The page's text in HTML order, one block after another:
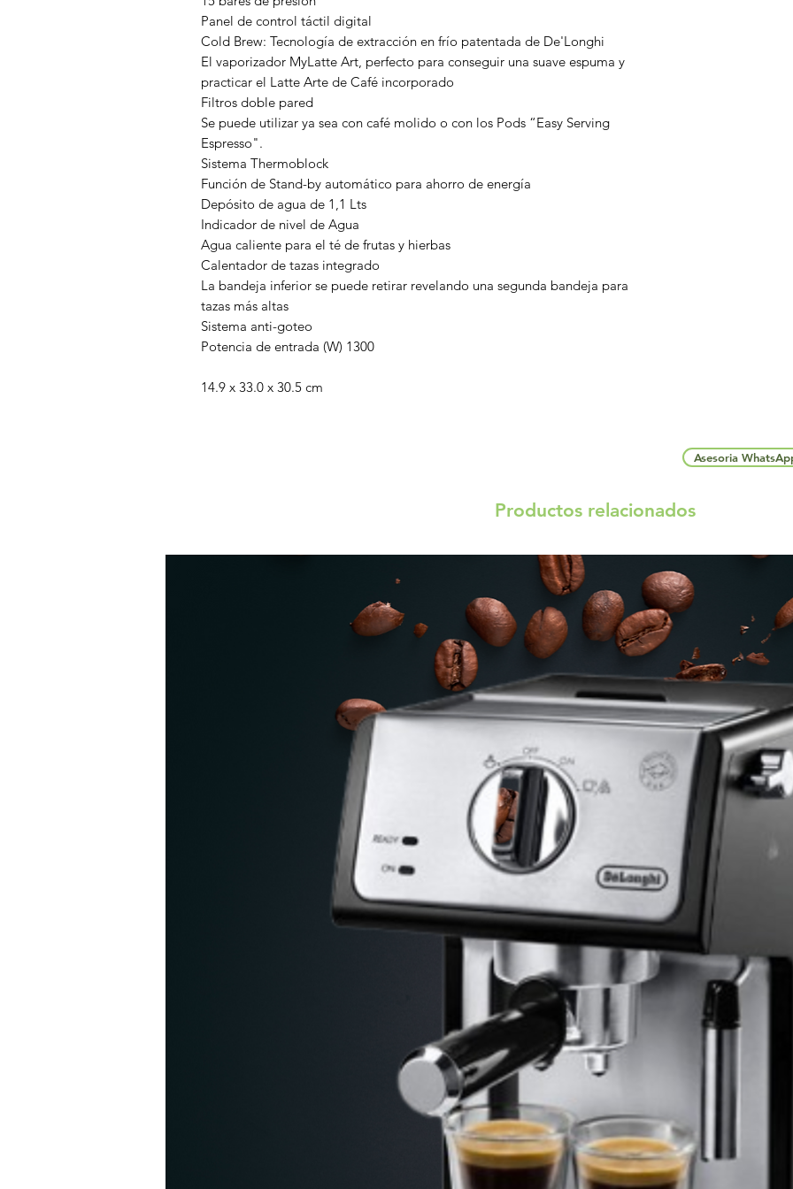
Panel de control táctil digital
Cold Brew: Tecnología de extracción en frío patentada de De'Longhi
El vaporizador MyLatte Art, perfecto para conseguir una suave espuma y
practicar el Latte Arte de Café incorporado
Filtros doble pared
Se puede utilizar ya sea con café molido o con los Pods “Easy Serving
Espresso".
Sistema Thermoblock
Función de Stand-by automático para ahorro de energía
Depósito de agua de 1,1 Lts
Indicador de nivel de Agua
Agua caliente para el té de frutas y hierbas
Calentador de tazas integrado
La bandeja inferior se puede retirar revelando una segunda bandeja para
tazas más altas
Sistema anti-goteo
Potencia de entrada (W) 1300
14.9 x 33.0 x 30.5 cm
Asesoria
Productos relacionados